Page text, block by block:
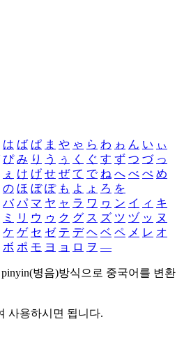
は ば ぱ ま や ゃ ら わ ゎ ん い ぃ
ぴ み り う ぅ く ぐ す ず つ づ っ
ぇ け げ せ ぜ て で ね へ べ ぺ め
の ほ ぼ ぽ も よ ょ ろ を
バ パ マ ヤ ャ ラ ワ ヮ ン イ ィ キ
ミ リ ウ ゥ ク グ ス ズ ツ ヅ ッ ヌ
ケ ゲ セ ゼ テ デ ヘ ベ ペ メ レ オ
ボ ポ モ ヨ ョ ロ ヲ ―
병음)방식으로 중국어를 변환
사용하시면 됩니다.